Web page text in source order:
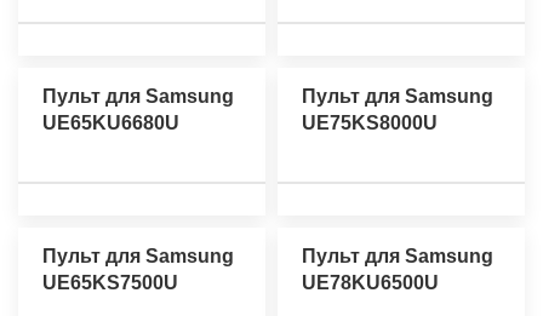
Пульт для Samsung
UE65KU6680U
Пульт для Samsung
UE75KS8000U
Пульт для Samsung
UE65KS7500U
Пульт для Samsung
UE78KU6500U